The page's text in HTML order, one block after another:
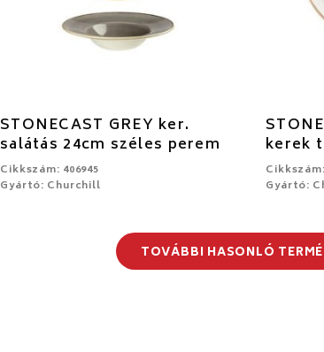
STONECAST GREY ker.
salátás 24cm széles perem
Cikkszám: 406945
Gyártó: Churchill
kerek
Gyártó:
TOVÁBBI HASONLÓ